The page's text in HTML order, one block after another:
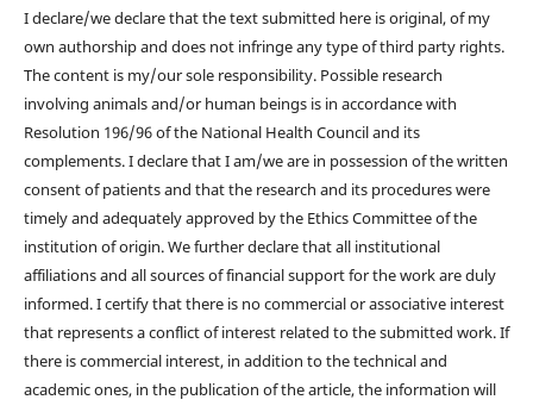
I declare/we declare that the text submitted here is original, of my
own authorship and does not infringe any type of third party rights.
The content is my/our sole responsibility. Possible research
involving animals and/or human beings is in accordance with
Resolution 196/96 of the National Health Council and its
complements. I declare that I am/we are in possession of the written
consent of patients and that the research and its procedures were
timely and adequately approved by the Ethics Committee of the
institution of origin. We further declare that all institutional
affiliations and all sources of financial support for the work are duly
informed. I certify that there is no commercial or associative interest
that represents a conflict of interest related to the submitted work. If
there is commercial interest, in addition to the technical and
academic ones, in the publication of the article, the information will